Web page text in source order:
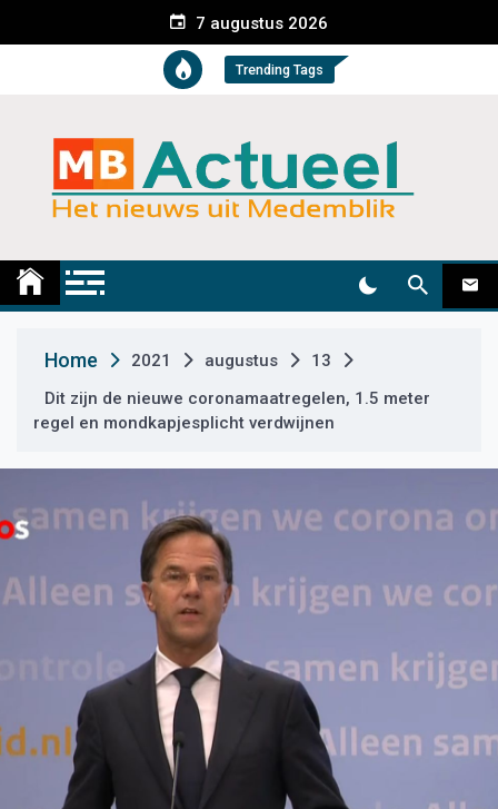
e
t
7 augustus 2026
Trending Tags
Medemblik Actueel
Home 2021 augustus
13
Dit zijn de nieuwe coronamaatregelen, 1.5 meter
regel en mondkapjesplicht verdwijnen